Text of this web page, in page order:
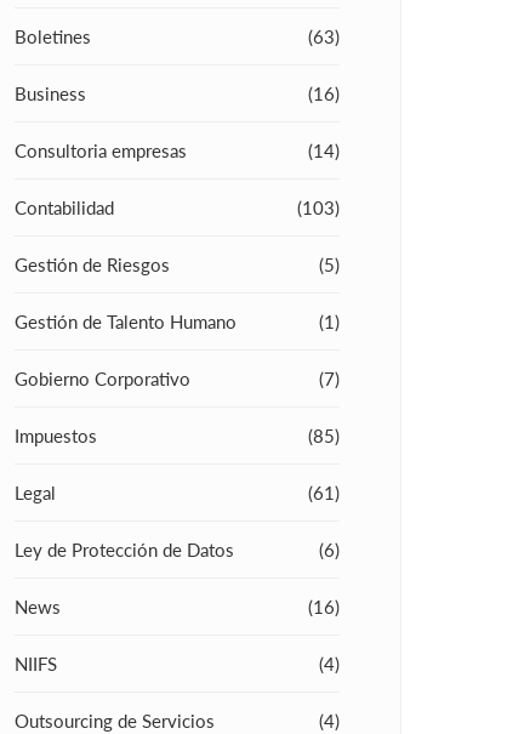
Boletines (63)
Business (16)
Consultoria empresas (14)
Contabilidad (103)
Gestión de Riesgos (5)
Gestión de Talento Humano (1)
Gobierno Corporativo (7)
Impuestos (85)
Legal (61)
Ley de Protección de Datos (6)
News (16)
NIIFS (4)
Outsourcing de Servicios (4)